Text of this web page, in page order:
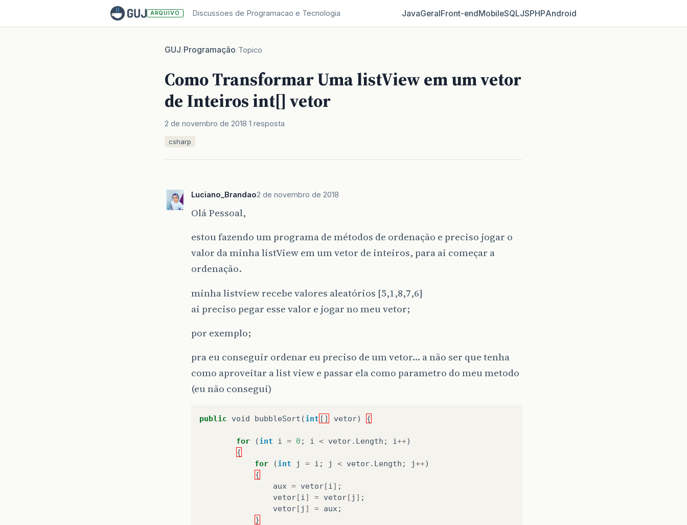
ARQUIVO Discussoes de Programacao e Tecnologia JavaGeralFront‑endMobileSQLJSPHPAndroid
GUJ/Programação/Topico
Como Transformar Uma listView em um vetor
de Inteiros int[] vetor
2 de novembro de 2018 1 resposta
csharp
Luciano_Brandao2 de novembro de 2018
Olá Pessoal,
estou fazendo um programa de métodos de ordenação e preciso jogar o
valor da minha listView em um vetor de inteiros, para ai começar a
ordenação.
minha listview recebe valores aleatórios [5,1,8,7,6]
ai preciso pegar esse valor e jogar no meu vetor;
por exemplo;
pra eu conseguir ordenar eu preciso de um vetor… a não ser que tenha
como aproveitar a list view e passar ela como parametro do meu metodo
(eu não consegui)
public void bubbleSort (int [] vetor) {
for (int i = 0 ; i < vetor. Length ; i++)
{
for
(int j = i ; j < vetor. Length ; j++)
{
aux = vetor[i ] ;
vetor[i ] = vetor[ j ] ;
vetor[ j ] = aux ;
}